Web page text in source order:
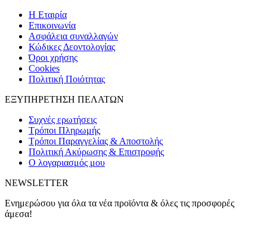
H Εταιρία
Eπικοινωνία
Ασφάλεια συναλλαγών
Κώδικες Δεοντολογίας
Όροι χρήσης
Cookies
Πολιτική Ποιότητας
ΕΞΥΠΗΡΕΤΗΣΗ ΠΕΛΑΤΩΝ
Συχνές ερωτήσεις
Τρόποι Πληρωμής
Τρόποι Παραγγελίας & Αποστολής
Πολιτική Ακύρωσης & Επιστροφής
Ο λογαριασμός μου
NEWSLETTER
Ενημερώσου για όλα τα νέα προϊόντα & όλες τις προσφορές
άμεσα!